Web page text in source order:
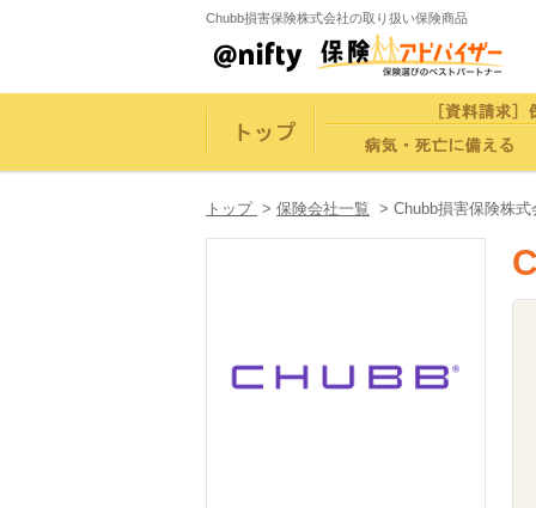
Chubb損害保険株式会社の取り扱い保険商品
トップ > 保険会社一覧 > Chubb損害保険株式